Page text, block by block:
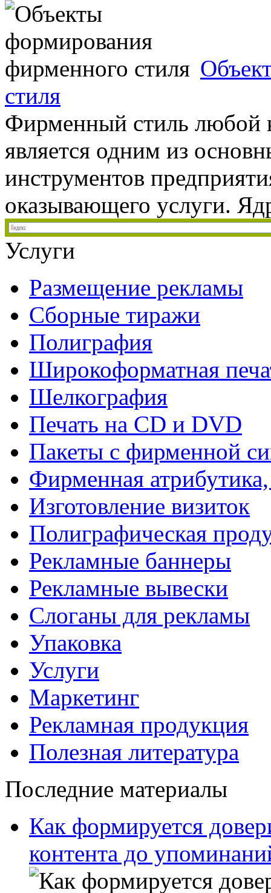
стиля
Фирменный стиль любой
является одним из
инструментов
оказывающего услуги.
Услуги
Размещение рекламы
Сборные тиражи
Полиграфия
Широкоформатная
Шелкография
Печать на СD и DVD
Пакеты с фирменной
Фирменная
Изготовление визиток
Полиграфическая
Рекламные баннеры
Рекламные вывески
Слоганы для рекламы
Упаковка
Услуги
Маркетинг
Рекламная продукция
Полезная литература
Последние материалы
Как формируется
контента до